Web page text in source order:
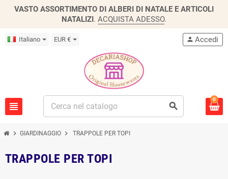
VASTO ASSORTIMENTO DI ALBERI DI NATALE E ARTICOLI
NATALIZI. ACQUISTA ADESSO.
Italiano EUR €
view_headline search
person Accedi
0
chevron_right GIARDINAGGIO chevron_right TRAPPOLE PER TOPI
TRAPPOLE PER TOPI